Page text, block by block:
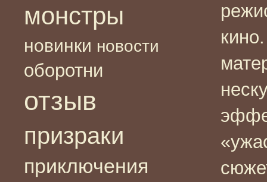
монстры
новинки новости
оборотни
отзыв
призраки
приключения